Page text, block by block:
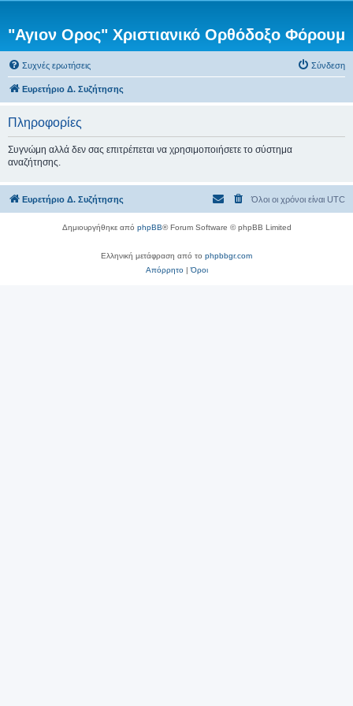
"Αγιον Ορος" Χριστιανικό Ορθόδοξο Φόρουμ
Συχνές ερωτήσεις Σύνδεση
Ευρετήριο Δ. Συζήτησης
Πληροφορίες
Συγνώμη αλλά δεν σας επιτρέπεται να χρησιμοποιήσετε το σύστημα
αναζήτησης.
Ευρετήριο Δ. Συζήτησης Όλοι οι χρόνοι είναι UTC
Δημιουργήθηκε από phpBB® Forum Software © phpBB Limited
Ελληνική μετάφραση από το phpbbgr.com
Απόρρητο|Όροι